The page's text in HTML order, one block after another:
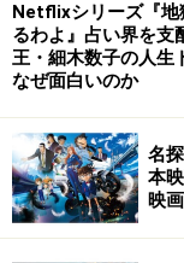
※参照元：
タイトルと内容
のアポロ計画」
日本で名の知れ
映画館で何とか
Netflixシリーズ『地
るわよ』占い界を支
王・細木数子の人生
なぜ面白いのか
名
本
映画